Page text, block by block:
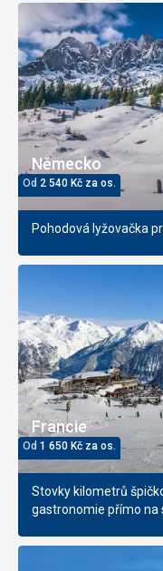
Německo
Od 2 540 Kč za os.
Pohodová lyžovačka
Francie
Od 1 650 Kč za os.
Stovky kilometrů
gastronomie přímo na